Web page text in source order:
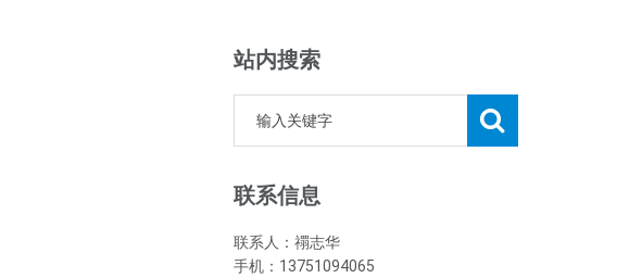
站内搜索
联系信息
联系人：禤志华
手机：13751094065